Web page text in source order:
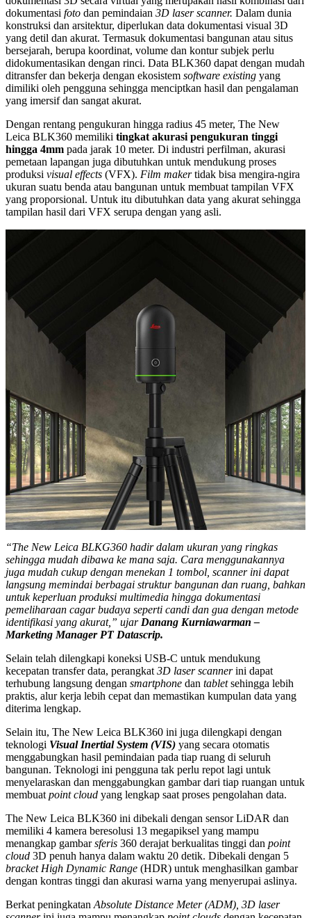
dokumentasi foto dan pemindaian 3D laser scanner. Dalam dunia
konstruksi dan arsitektur, diperlukan data dokumentasi visual 3D
yang detil dan akurat. Termasuk dokumentasi bangunan atau situs
bersejarah, berupa koordinat, volume dan kontur subjek perlu
didokumentasikan dengan rinci. Data BLK360 dapat dengan mudah
ditransfer dan bekerja dengan ekosistem software existing yang
dimiliki oleh pengguna sehingga menciptkan hasil dan pengalaman
yang imersif dan sangat akurat.
Dengan rentang pengukuran hingga radius 45 meter, The New
Leica BLK360 memiliki tingkat akurasi pengukuran tinggi
hingga 4mm pada jarak 10 meter. Di industri perfilman, akurasi
pemetaan lapangan juga dibutuhkan untuk mendukung proses
produksi visual effects (VFX). Film makertidak bisa mengira-ngira
ukuran suatu benda atau bangunan untuk membuat tampilan VFX
yang proporsional. Untuk itu dibutuhkan data yang akurat sehingga
tampilan hasil dari VFX serupa dengan yang asli.
“The New Leica BLKG360 hadir dalam ukuran yang ringkas
sehingga mudah dibawa ke mana saja. Cara menggunakannya
juga mudah cukup dengan menekan 1 tombol, scanner ini dapat
langsung memindai berbagai struktur bangunan dan ruang, bahkan
untuk keperluan produksi multimedia hingga dokumentasi
pemeliharaan cagar budaya seperti candi dan gua dengan metode
identifikasi yang akurat,” ujar Danang Kurniawarman –
Marketing Manager PT Datascrip.
Selain telah dilengkapi koneksi USB-C untuk mendukung
kecepatan transfer data, perangkat 3D laser scannerini dapat
terhubung langsung dengan smartphone dan tabletsehingga lebih
praktis, alur kerja lebih cepat dan memastikan kumpulan data yang
diterima lengkap.
Selain itu, The New Leica BLK360 ini juga dilengkapi dengan
teknologi Visual Inertial System (VIS) yang secara otomatis
menggabungkan hasil pemindaian pada tiap ruang di seluruh
bangunan. Teknologi ini pengguna tak perlu repot lagi untuk
menyelaraskan dan menggabungkan gambar dari tiap ruangan untuk
membuat point cloud yang lengkap saat proses pengolahan data.
The New Leica BLK360 ini dibekali dengan sensor LiDAR dan
memiliki 4 kamera beresolusi 13 megapiksel yang mampu
menangkap gambarsferis 360 derajat berkualitas tinggi dan point
cloud 3D penuh hanya dalam waktu 20 detik. Dibekali dengan 5
bracket High Dynamic Range (HDR) untuk menghasilkan gambar
dengan kontras tinggi dan akurasi warna yang menyerupai aslinya.
Berkat peningkatan Absolute Distance Meter (ADM), 3D laser